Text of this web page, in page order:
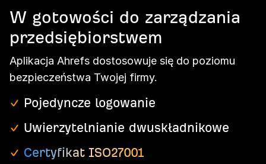
W gotowości do zarządzania
przedsiębiorstwem
Aplikacja Ahrefs dostosowuje się do poziomu
bezpieczeństwa Twojej firmy.
Pojedyncze logowanie
Uwierzytelnianie dwuskładnikowe
Certyfikat ISO27001